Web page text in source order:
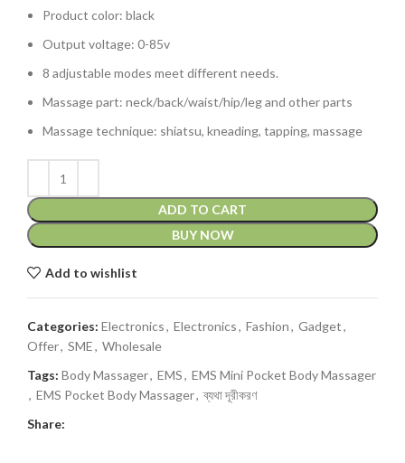
Product color: black
Output voltage: 0-85v
8 adjustable modes meet different needs.
Massage part: neck/back/waist/hip/leg and other parts
Massage technique: shiatsu, kneading, tapping, massage
ADD TO CART
BUY NOW
Add to wishlist
Categories: Electronics, Electronics, Fashion, Gadget,
Offer, SME, Wholesale
Tags: Body Massager, EMS, EMS Mini Pocket Body Massager
, EMS Pocket Body Massager, ব্যথা দূরীকরণ
Share: